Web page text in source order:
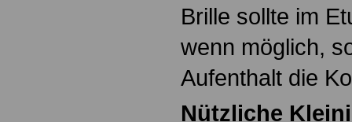
Brille sollte im
wenn möglich,
Aufenthalt die
Nützliche